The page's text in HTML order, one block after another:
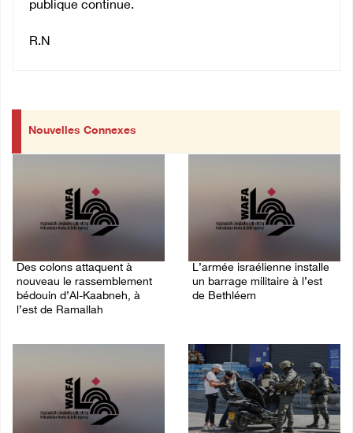
publique continue.
R.N
Nouvelles Connexes
Des colons attaquent à
nouveau le rassemblement
bédouin d’Al-Kaabneh, à
l’est de Ramallah
L’armée israélienne installe
un barrage militaire à l’est
de Bethléem